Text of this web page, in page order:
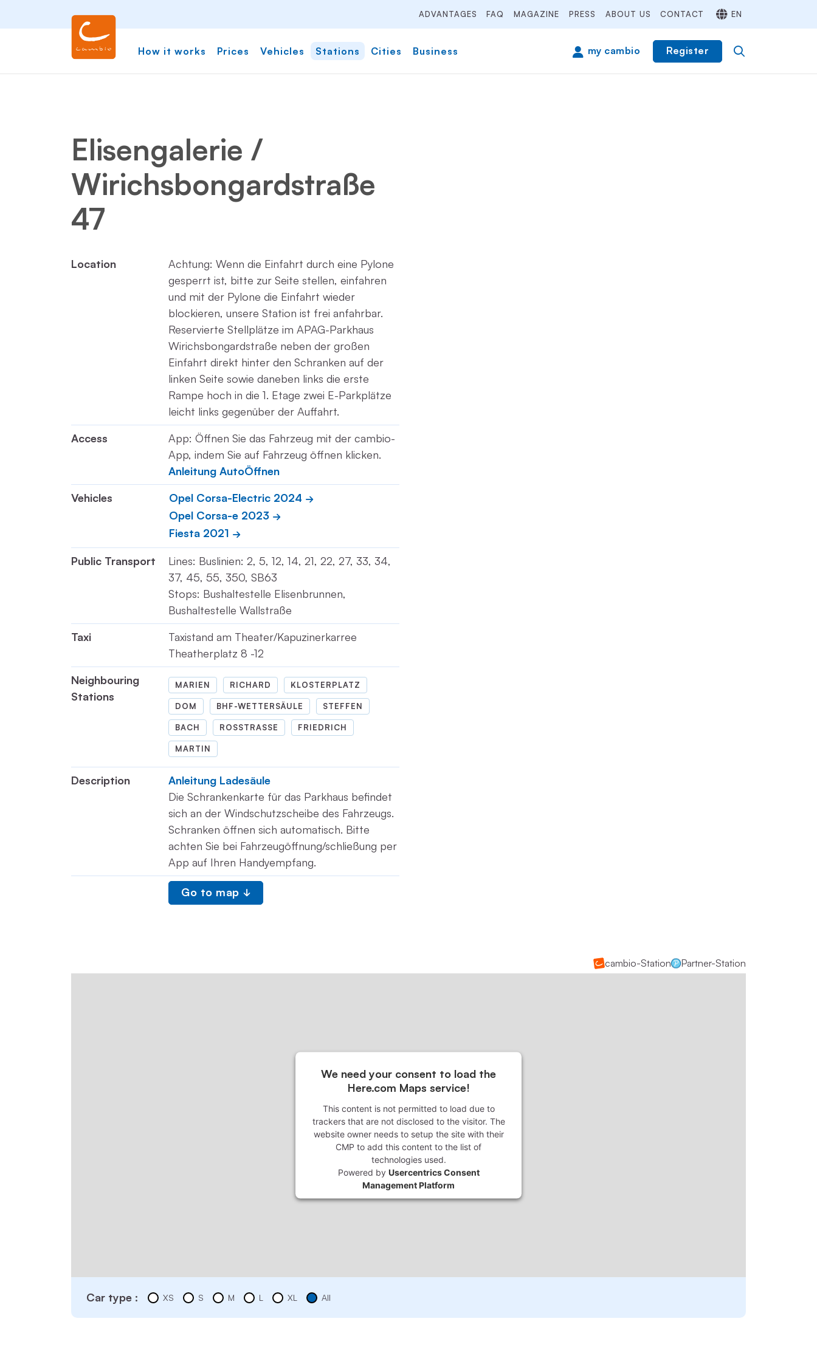
ADVANTAGES FAQ MAGAZINE PRESS ABOUT US CONTACT EN
How it works Prices Vehicles Stations Cities Business my cambio Register
Elisengalerie /
Wirichsbongardstraße
47
Location
Achtung: Wenn die Einfahrt durch eine Pylone
gesperrt ist, bitte zur Seite stellen, einfahren
und mit der Pylone die Einfahrt wieder
blockieren, unsere Station ist frei anfahrbar.
Reservierte Stellplätze im APAG-Parkhaus
Wirichsbongardstraße neben der großen
Einfahrt direkt hinter den Schranken auf der
linken Seite sowie daneben links die erste
Rampe hoch in die 1. Etage zwei E-Parkplätze
leicht links gegenüber der Auffahrt.
Access
App: Öffnen Sie das Fahrzeug mit der cambio-
App, indem Sie auf Fahrzeug öffnen klicken.
Anleitung AutoÖffnen
Vehicles
Opel Corsa-Electric 2024
Opel Corsa-e 2023
Fiesta 2021
Public Transport
Lines: Buslinien: 2, 5, 12, 14, 21, 22, 27, 33, 34,
37, 45, 55, 350, SB63
Stops: Bushaltestelle Elisenbrunnen,
Bushaltestelle Wallstraße
Taxi
Taxistand am Theater/Kapuzinerkarree
Theatherplatz 8 -12
Neighbouring
Stations
MARIEN RICHARD KLOSTERPLATZ
DOM BHF-WETTERSÄULE STEFFEN
BACH ROSSTRASSE FRIEDRICH
MARTIN
Description
Anleitung Ladesäule
Die Schrankenkarte für das Parkhaus befindet
sich an der Windschutzscheibe des Fahrzeugs.
Schranken öffnen sich automatisch. Bitte
achten Sie bei Fahrzeugöffnung/schließung per
App auf Ihren Handyempfang.
Go to map
cambio-Station Partner-Station
We need your consent to load the
Here.com Maps service!
This content is not permitted to load due to
trackers that are not disclosed to the visitor. The
website owner needs to setup the site with their
CMP to add this content to the list of
technologies used.
Powered by Usercentrics Consent
Management Platform
Car type : XS S M L XL All